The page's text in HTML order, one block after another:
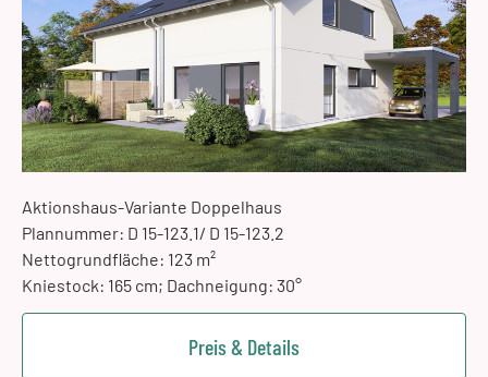
Aktionshaus-Variante Doppelhaus
Plannummer: D 15-123.1/ D 15-123.2
Nettogrundfläche: 123 m²
Kniestock: 165 cm; Dachneigung: 30°
Preis & Details